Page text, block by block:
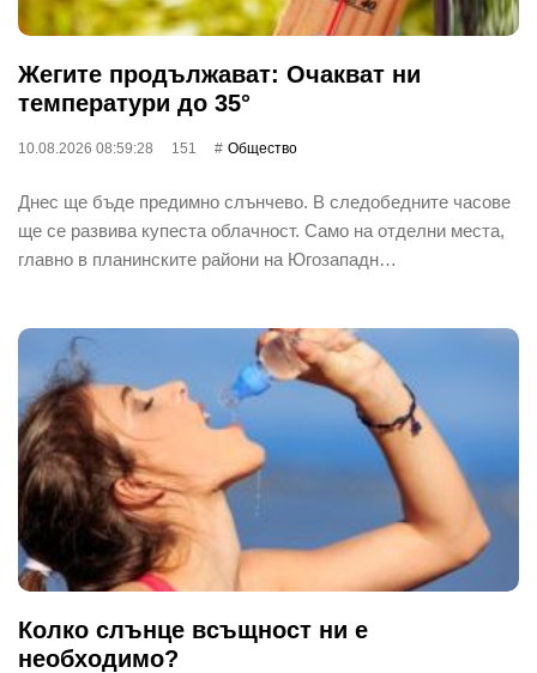
Жегите продължават: Очакват ни
температури до 35°
10.08.2026 08:59:28 151 Общество
Днес ще бъде предимно слънчево. В следобедните часове
ще се развива купеста облачност. Само на отделни места,
главно в планинските райони на Югозападн…
Колко слънце всъщност ни е
необходимо?